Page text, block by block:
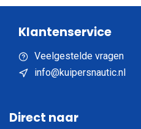
Klantenservice
Veelgestelde vragen
info@kuipersnautic.nl
Direct naar